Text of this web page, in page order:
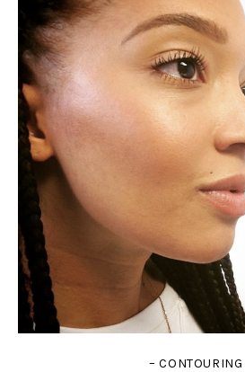
– CONTOURING